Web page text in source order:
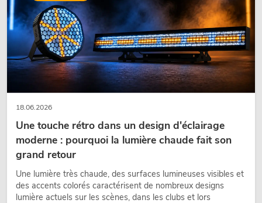
18.06.2026
Une touche rétro dans un design d'éclairage
moderne : pourquoi la lumière chaude fait son
grand retour
Une lumière très chaude, des surfaces lumineuses visibles et
des accents colorés caractérisent de nombreux designs
lumière actuels sur les scènes, dans les clubs et lors